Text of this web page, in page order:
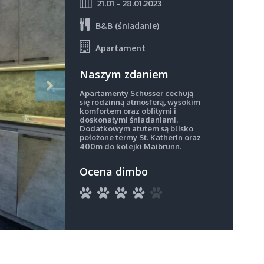
21.01 - 28.01.2023
B&B (śniadanie)
Apartament
Naszym zdaniem
Apartamenty Schusser cechują
się rodzinną atmosferą, wysokim
komfortem oraz obfitymi i
doskonałymi śniadaniami.
Dodatkowym atutem są blisko
położone termy St. Katherin oraz
400m do kolejki Maibrunn.
Ocena dimbo